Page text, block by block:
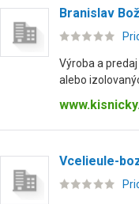
Branislav
Výroba a
alebo
Vcelieule-